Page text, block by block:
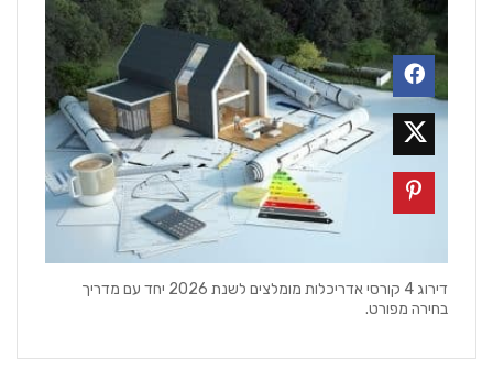
דירוג 4 קורסי אדריכלות מומלצים לשנת 2026 יחד עם מדריך
בחירה מפורט.